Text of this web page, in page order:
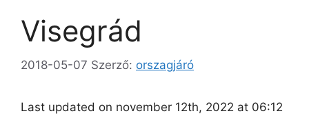
Visegrád
2018-05-07 Szerző: orszagjáró
Last updated on november 12th, 2022 at 06:12